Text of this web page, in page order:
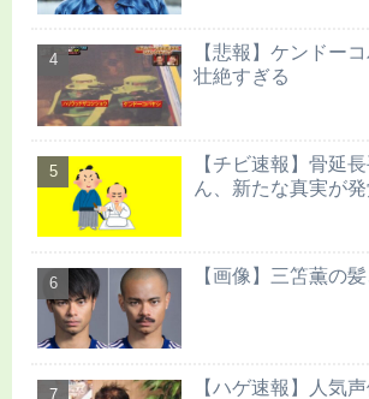
【悲報】ケンドー
壮絶すぎる
【チビ速報】骨延
ん、新たな真実が発
【画像】三笘薫の
【ハゲ速報】人気